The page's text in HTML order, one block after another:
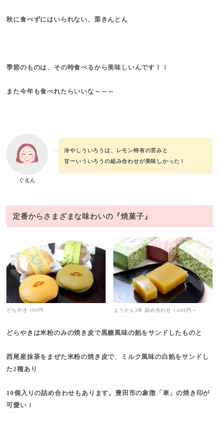
秋に食べずにはいられない、栗きんとん
季節のものは、その時食べるから美味しいんです！！
また今年も食べれたらいいな～～～
ぐえん
冷やしういろうは、レモン特有の苦みと
甘ーいういろうの組み合わせが美味しかった！
定番からさまざまな味わいの『焼菓子』
どらやき 180円 ようかん3本 詰め合わせ 1,660円～
どらやきは米粉のみの焼き皮で黒糖風味の餡をサンドしたものと
西尾産抹茶をまぜた米粉の焼き皮で、ミルク風味の白餡をサンドし
た2種あり
10個入りの詰め合わせもあります。豊田市の象徴「車」の焼き印が
可愛い！